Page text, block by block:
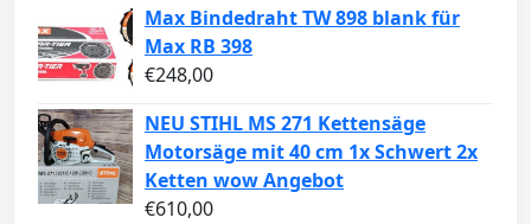
Max Bindedraht TW 898 blank für
Max RB 398
€248,00
NEU STIHL MS 271 Kettensäge
Motorsäge mit 40 cm 1x Schwert 2x
Ketten wow Angebot
€610,00